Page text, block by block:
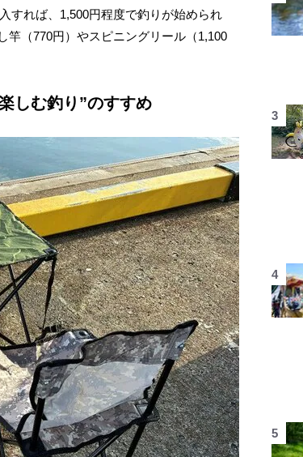
すれば、1,500円程度で釣りが始められ
竿（770円）やスピニングリール（1,100
しむ釣り”のすすめ